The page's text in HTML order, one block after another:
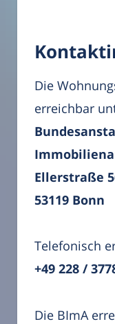
Die
erreichbar
Ellerstraße
53119 Bonn
Telefonisch
+49 228 /
Die BImA